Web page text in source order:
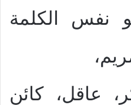
نفس الكلمة
عاقل، كائن